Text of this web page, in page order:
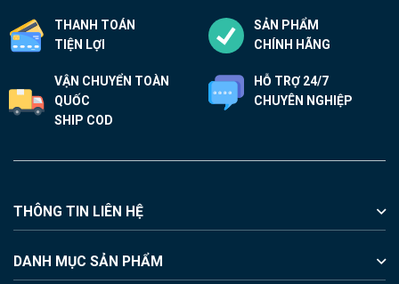
THANH TOÁN
TIỆN LỢI
SẢN PHẨM
CHÍNH HÃNG
VẬN CHUYỂN TOÀN
QUỐC
SHIP COD
HỖ TRỢ 24/7
CHUYÊN NGHIỆP
THÔNG TIN LIÊN HỆ
DANH MỤC SẢN PHẨM